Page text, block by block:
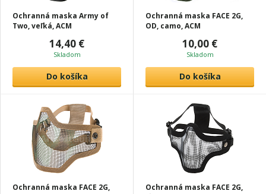
Ochranná maska Army of
Two, veľká, ACM
14,40 €
Skladom
Do košíka
Ochranná maska FACE 2G,
OD, camo, ACM
10,00 €
Skladom
Do košíka
Ochranná maska FACE 2G,
Ochranná maska FACE 2G,